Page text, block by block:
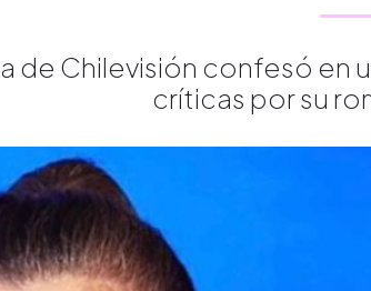
de Chilevisión confesó en
críticas por su